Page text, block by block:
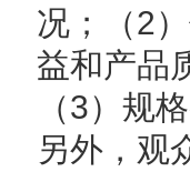
况；（2
益和产品
（3）规
另外，观